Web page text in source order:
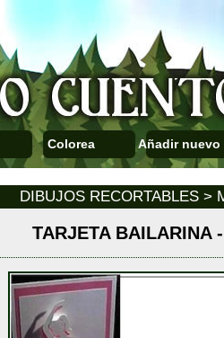
Colorea Añadir nuevo
DIBUJOS RECORTABLES >
TARJETA BAILARINA